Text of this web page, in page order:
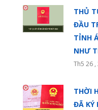
THỦ
ĐẦU
TỈNH
NHƯ
Th5 26 ,
THỜI
ĐÃ KÝ